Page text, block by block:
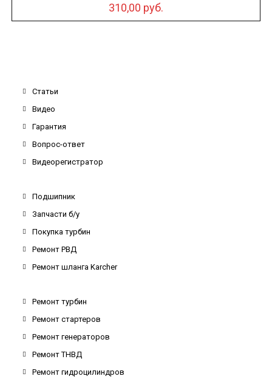
310,00 руб.
Статьи
Видео
Гарантия
Вопрос-ответ
Видеорегистратор
Подшипник
Запчасти б/у
Покупка турбин
Ремонт РВД
Ремонт шланга Karcher
Ремонт турбин
Ремонт стартеров
Ремонт генераторов
Ремонт ТНВД
Ремонт гидроцилиндров